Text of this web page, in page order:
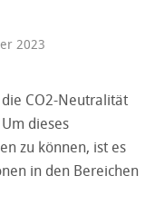
2023
CO2-Neutralität
dieses
zu können, ist es
in den Bereichen